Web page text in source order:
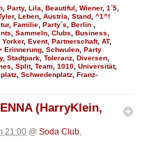
Party, Lila Beautiful Wiener, 1´5
, Leben Austria Stand ^1^!
, Familie Party´s Berlin
Sammeln Clubs Business
Yorker, Event, Partnerschaft, AT,
Erinnerung Schwulen Party
, Stadtpark Toleranz Diversen
Split, Team 1010 Universität,
Schwedenplatz Franz-
(HarryKlein,
21:00 @ Soda Club,